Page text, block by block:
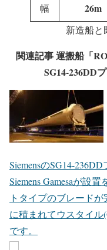
幅 26m
新造船と
関連記事運搬船「
SG14-236DD
SiemensのSG14-
Siemens Gamesaが設
トタイプのブレード
に積まれてウスタイル
です。